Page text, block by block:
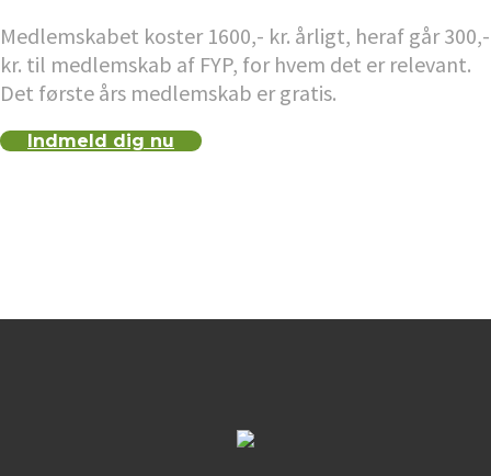
Medlemskabet koster 1600,- kr. årligt, heraf går 300,-
kr. til medlemskab af FYP, for hvem det er relevant.
Det første års medlemskab er gratis.
Indmeld dig nu